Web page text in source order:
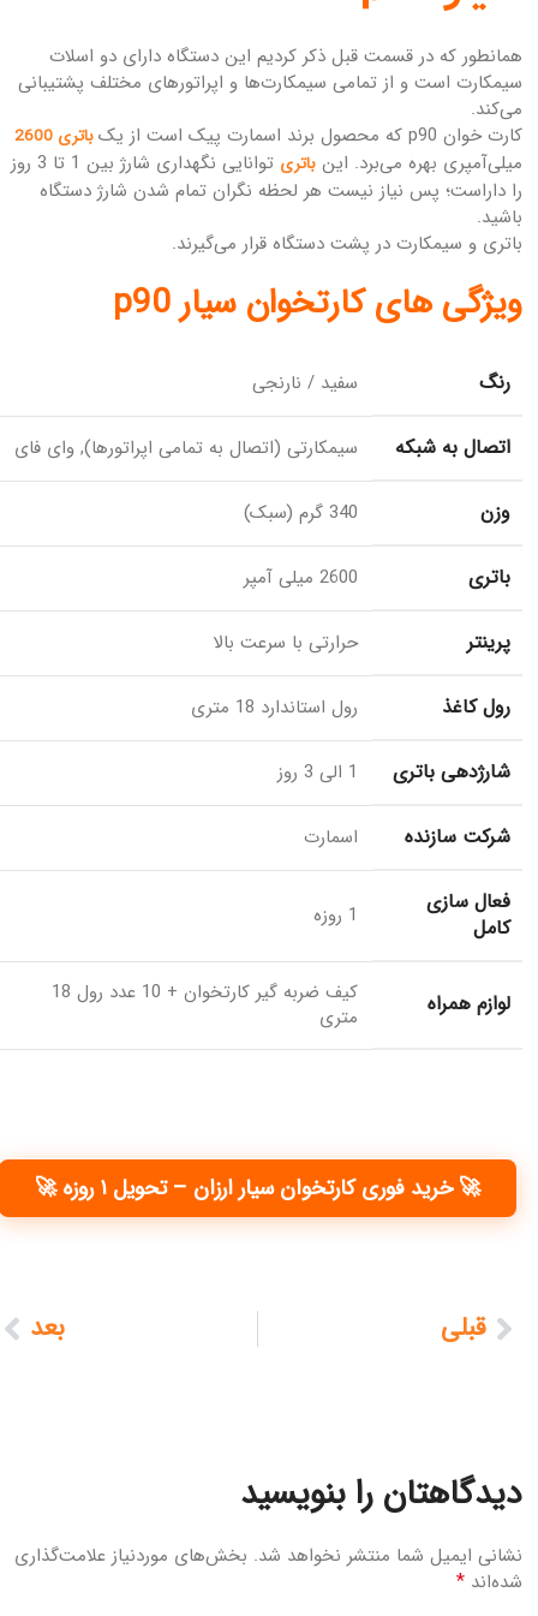
همانطور که در قسمت قبل ذکر کردیم این دستگاه دارای دو اسلات
سیمکارت است و از تمامی سیمکارت‌ها و اپراتورهای مختلف پشتیبانی
می‌کند.
کارت خوان p90 که محصول برند اسمارت پیک است از یک
باتری 2600
میلی‌آمپری بهره می‌برد. اینباتری
توانایی نگهداری شارژ بین 1 تا 3 روز
را داراست؛ پس نیاز نیست هر لحظه نگران تمام شدن شارژ دستگاه
باشید.
باتری و سیمکارت در پشت دستگاه قرار می‌گیرند.
ویژگی های کارتخوان سیار p90
رنگ سفید / نارنجی
اتصال به شبکه سیمکارتی (اتصال به تمامی اپراتورها), وای فای
وزن 340 گرم (سبک)
باتری 2600 میلی آمپر
پرینتر حرارتی با سرعت بالا
رول کاغذ رول استاندارد 18 متری
شارژدهی باتری 1 الی 3 روز
شرکت سازنده اسمارت
فعال سازی
کامل
1 روزه
لوازم همراه
کیف ضربه گیر کارتخوان + 10 عدد رول 18
متری
🚀 خرید فوری کارتخوان سیار ارزان – تحویل ۱ روزه 🚀
قبلی بعد
دیدگاهتان را بنویسید
نشانی ایمیل شما منتشر نخواهد شد. بخش‌های موردنیاز علامت‌گذاری
شده‌اند*